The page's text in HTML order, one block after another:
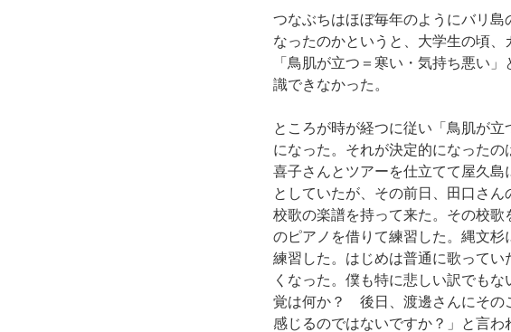
つなぶちはほぼ毎年のようにバリ
なったのかというと、大学生の頃
「鳥肌が立つ＝寒い・気持ち悪い
識できなかった。
ところが時が経つに従い「鳥肌が
になった。それが決定的になった
喜子さんとツアーを仕立てて屋久
としていたが、その前日、田口さ
校歌の楽譜を持って来た。その校
のピアノを借りて練習した。縄文
練習した。はじめは普通に歌って
くなった。僕も特に悲しい訳でも
覚は何か？ 後日、渡邊さんにその
感じるのではないですか？」と言